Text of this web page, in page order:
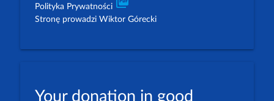
Polityka Prywatności
Stronę prowadzi Wiktor Górecki
Your donation in good